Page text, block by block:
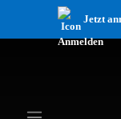
Jetzt